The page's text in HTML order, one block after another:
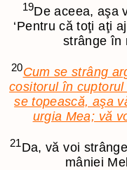
19De aceea, aşa
‘Pentru că toţi aţi
strânge în
20Cum se strâng
cositorul în
se topească, aşa
urgia Mea; vă
21Da, vă voi
mâniei